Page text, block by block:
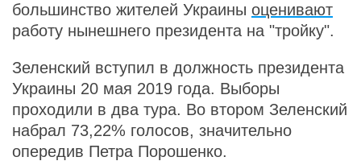
большинство жителей Украины оценивают
работу нынешнего президента на "тройку".
Зеленский вступил в должность президента
Украины 20 мая 2019 года. Выборы
проходили в два тура. Во втором Зеленский
набрал 73,22% голосов, значительно
опередив Петра Порошенко.